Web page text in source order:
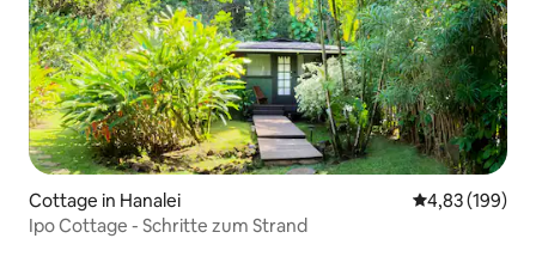
Cottage in Hanalei
4,83 (199)
Ipo Cottage - Schritte zum Strand